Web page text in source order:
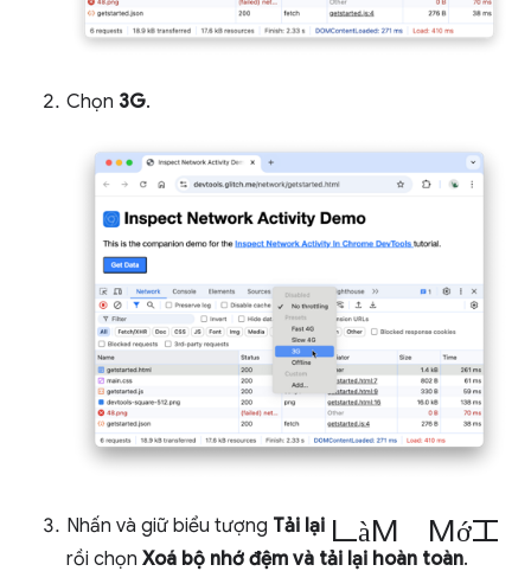
Chọn 3G.
Nhấn và giữ biểu tượng Tải lại làm mới
rồi chọn Xoá bộ nhớ đệm và tải lại hoàn toàn.